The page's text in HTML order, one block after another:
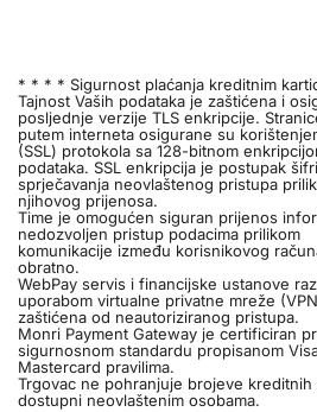
* * * * Sigurnost plaćanja kreditnim
Tajnost Vaših podataka je zaštićena i
posljednje verzije TLS enkripcije.
putem interneta osigurane su
(SSL) protokola sa 128-bitnom
podataka. SSL enkripcija je postupak
sprječavanja neovlaštenog pristupa
njihovog prijenosa.
Time je omogućen siguran prijenos
nedozvoljen pristup podacima prilikom
komunikacije između korisnikovog
obratno.
WebPay servis i financijske ustanove
uporabom virtualne privatne mreže
zaštićena od neautoriziranog pristupa.
Monri Payment Gateway je certificiran
sigurnosnom standardu propisanom
Mastercard pravilima.
Trgovac ne pohranjuje brojeve
dostupni neovlaštenim osobama.